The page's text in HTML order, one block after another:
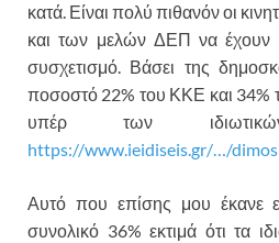
κατά. Είναι πολύ πιθανόν οι
και των μελών ΔΕΠ να έχουν
συσχετισμό. Βάσει της
ποσοστό 22% του ΚΚΕ και 34%
υπέρ των ιδιωτικών
https://www.ieidiseis.gr/…/
Αυτό που επίσης μου έκανε
συνολικό 36% εκτιμά ότι τα